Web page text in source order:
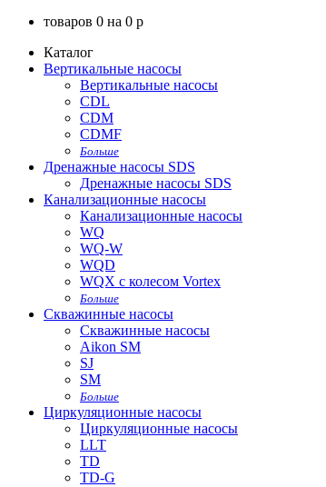
товаров 0 на 0 p
Каталог
Вертикальные насосы
Вертикальные насосы
CDL
CDM
CDMF
Больше
Дренажные насосы SDS
Дренажные насосы SDS
Канализационные насосы
Канализационные насосы
WQ
WQ-W
WQD
WQX с колесом Vortex
Больше
Скважинные насосы
Скважинные насосы
Aikon SM
SJ
SM
Больше
Циркуляционные насосы
Циркуляционные насосы
LLT
TD
TD-G